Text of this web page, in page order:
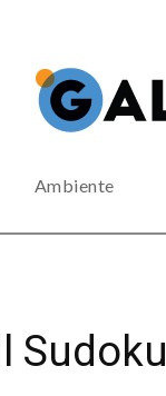
Ambiente
Sudoku